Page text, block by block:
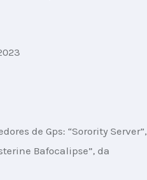
de Gps: “Sorority Server”,
Bafocalipse”, da